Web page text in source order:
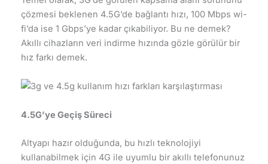
çözmesi beklenen 4.5G’de bağlantı hızı, 100 Mbps wi-
fi’da ise 1 Gbps’ye kadar çıkabiliyor. Bu ne demek?
Akıllı cihazların veri indirme hızında gözle görülür bir
hız farkı demek.
4.5G’ye Geçiş Süreci
Altyapı hazır olduğunda, bu hızlı teknolojiyi
kullanabilmek için 4G ile uyumlu bir akıllı telefonunuz